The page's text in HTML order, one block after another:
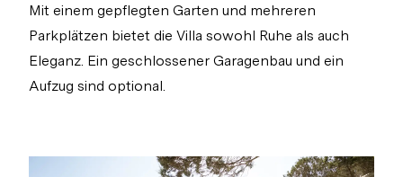
Mit einem gepflegten Garten und mehreren
Parkplätzen bietet die Villa sowohl Ruhe als auch
Eleganz. Ein geschlossener Garagenbau und ein
Aufzug sind optional.